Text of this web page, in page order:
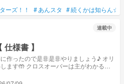
ーズ！！ #あんスタ #続くかは知らん☆
連載中
様書 】
ったので是非是非やりましょう♪ オリ
ます🤲 クロスオーバーは主がわかる範
い再現度低いです... 解釈不一致でも許し